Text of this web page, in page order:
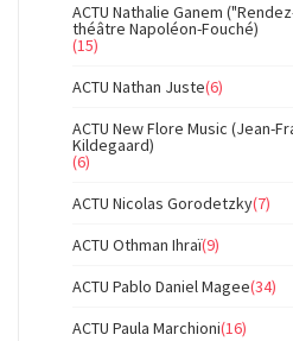
ACTU Nathalie Ganem
théâtre Napoléon-Fouché)
(15)
ACTU Nathan Juste(6)
ACTU New Flore Music (Jean-
Kildegaard)
(6)
ACTU Nicolas Gorodetzky(7)
ACTU Othman Ihraï(9)
ACTU Pablo Daniel Magee(34)
ACTU Paula Marchioni(16)